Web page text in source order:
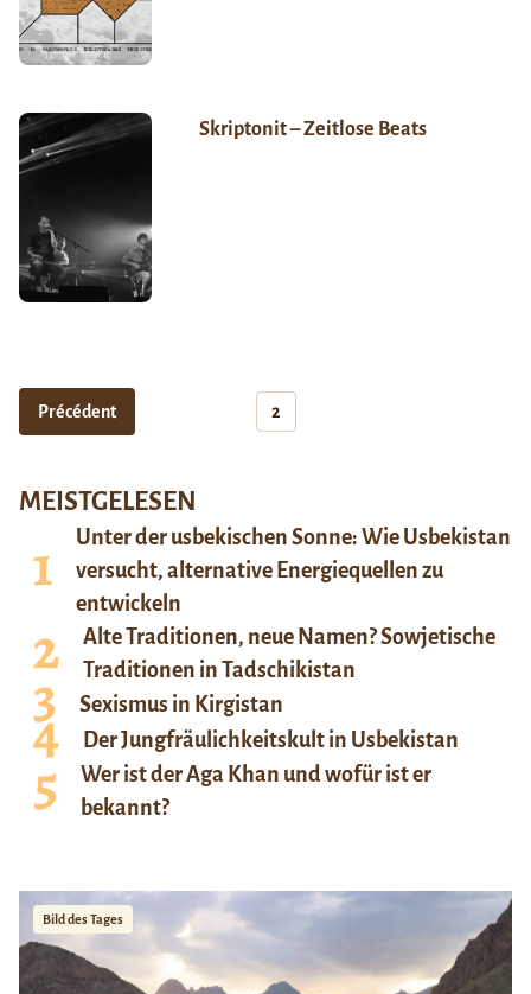
Skriptonit – Zeitlose Beats
Précédent 2
MEISTGELESEN
Unter der usbekischen Sonne: Wie Usbekistan
versucht, alternative Energiequellen zu
entwickeln
Alte Traditionen, neue Namen? Sowjetische
Traditionen in Tadschikistan
Sexismus in Kirgistan
Der Jungfräulichkeitskult in Usbekistan
Wer ist der Aga Khan und wofür ist er
bekannt?
Bild des Tages